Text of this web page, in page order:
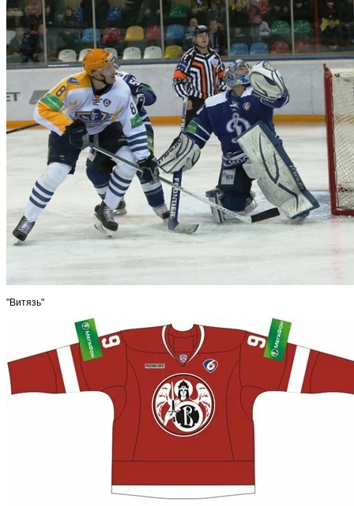
"Витязь"